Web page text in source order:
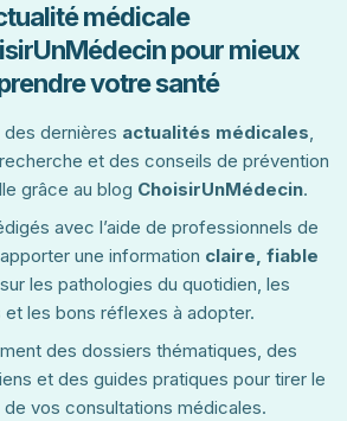
médicale
pour mieux
votre santé
dernières actualités médicales,
et des conseils de prévention
grâce au blog ChoisirUnMédecin.
avec l’aide de professionnels de
une information claire, fiable
sur les pathologies du quotidien, les
les bons réflexes à adopter.
des dossiers thématiques, des
et des guides pratiques pour tirer le
de vos consultations médicales.